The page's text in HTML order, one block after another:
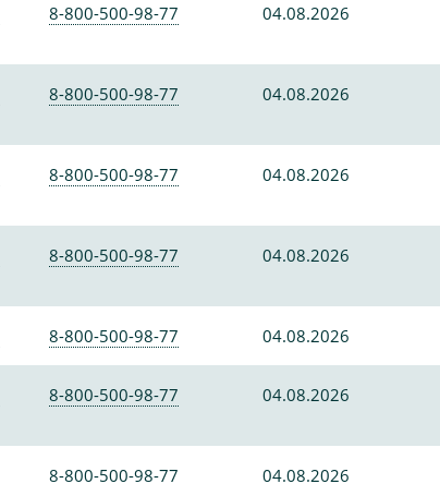
8-800-500-98-77 04.08.2026
8-800-500-98-77 04.08.2026
8-800-500-98-77 04.08.2026
8-800-500-98-77 04.08.2026
8-800-500-98-77 04.08.2026
8-800-500-98-77 04.08.2026
8-800-500-98-77 04.08.2026